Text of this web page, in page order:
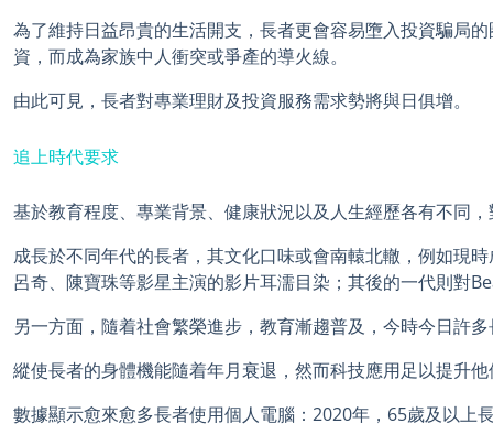
為了維持日益昂貴的生活開支，長者更會容易墮入投資騙局
資，而成為家族中人衝突或爭產的導火線。
由此可見，長者對專業理財及投資服務需求勢將與日俱增。
追上時代要求
基於教育程度、專業背景、健康狀況以及人生經歷各有不同
成長於不同年代的長者，其文化口味或會南轅北轍，例如現
呂奇、陳寶珠等影星主演的影片耳濡目染；其後的一代則對
另一方面，隨着社會繁榮進步，教育漸趨普及，今時今日許
縱使長者的身體機能隨着年月衰退，然而科技應用足以提升
數據顯示愈來愈多長者使用個人電腦：2020年，65歲及以